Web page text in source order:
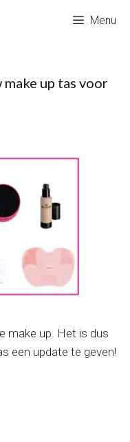
Menu
up tas voor
make up. Het is dus
een update te geven!